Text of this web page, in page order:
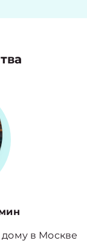
в Москве